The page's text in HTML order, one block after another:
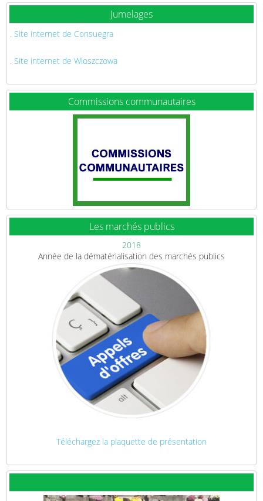
Jumelages
. Site internet de Consuegra
. Site internet de Wloszczowa
Commissions communautaires
Les marchés publics
2018
Année de la dématérialisation des marchés publics
Téléchargez la plaquette de présentation